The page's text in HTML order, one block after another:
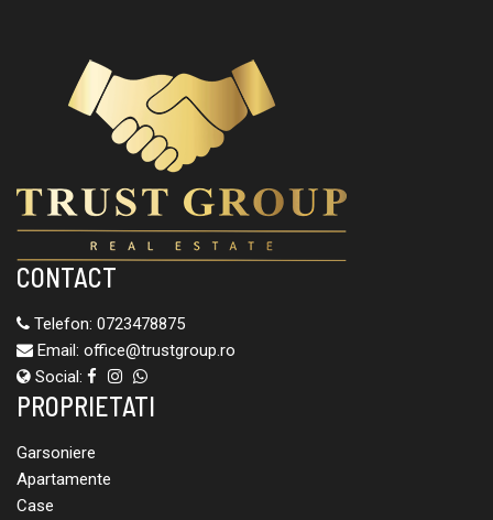
CONTACT
Telefon: 0723478875
Email: office@trustgroup.ro
Social:
PROPRIETATI
Garsoniere
Apartamente
Case